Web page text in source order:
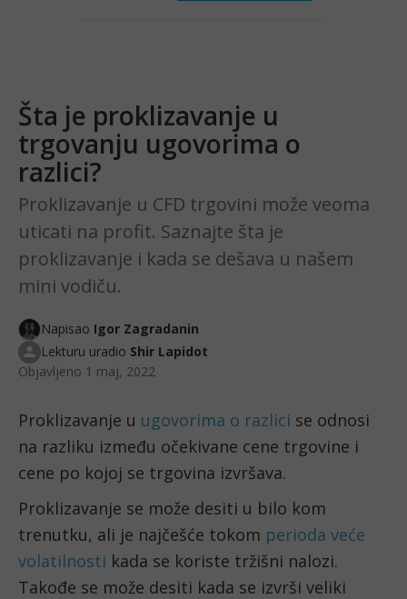
Šta je proklizavanje u
trgovanju ugovorima o
razlici?
Proklizavanje u CFD trgovini može veoma
uticati na profit. Saznajte šta je
proklizavanje i kada se dešava u našem
mini vodiču.
Napisao Igor Zagradanin
Lekturu uradio Shir Lapidot
Objavljeno 1 maj, 2022
Proklizavanje u ugovorima o razlici se odnosi
na razliku između očekivane cene trgovine i
cene po kojoj se trgovina izvršava.
Proklizavanje se može desiti u bilo kom
trenutku, ali je najčešće tokom perioda veće
volatilnosti kada se koriste tržišni nalozi.
Takođe se može desiti kada se izvrši veliki